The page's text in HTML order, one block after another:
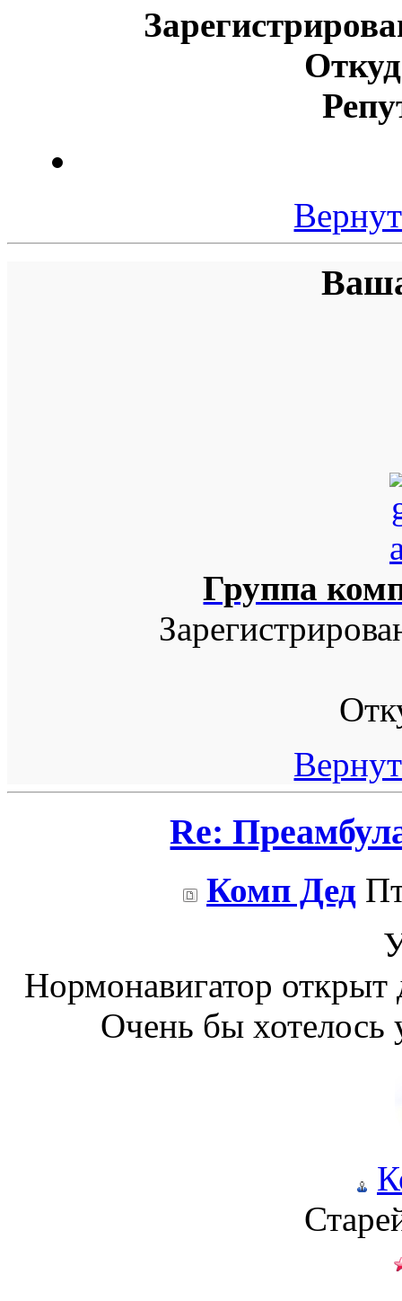
Группа
Re:
Комп Дед
Нормонавигатор открыт
Очень бы